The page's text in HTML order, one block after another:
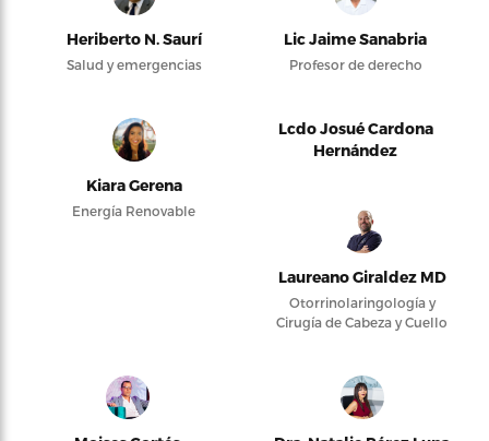
Heriberto N. Saurí
Salud y emergencias
Lic Jaime Sanabria
Profesor de derecho
Kiara Gerena
Energía Renovable
Lcdo Josué Cardona
Hernández
Laureano Giraldez MD
Otorrinolaringología y
Cirugía de Cabeza y Cuello